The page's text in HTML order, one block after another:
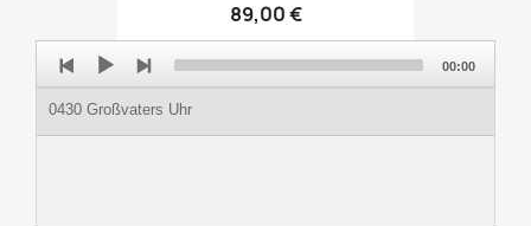
89,00 €
Audio
Player
0430 Großvaters Uhr
00:00